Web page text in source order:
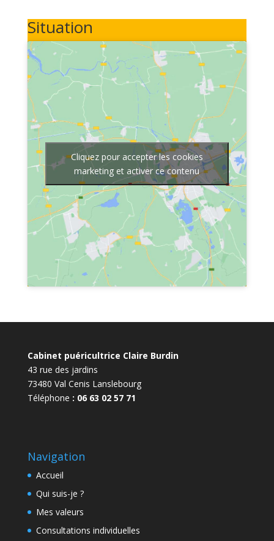
Situation
Cliquez pour accepter les cookies
marketing et activer ce contenu
Cabinet puéricultrice Claire Burdin
43 rue des jardins
73480 Val Cenis Lanslebourg
Téléphone : 06 63 02 57 71
Navigation
Accueil
Qui suis-je ?
Mes valeurs
Consultations individuelles